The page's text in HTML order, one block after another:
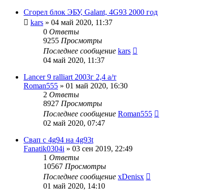
Сгорел блок ЭБУ, Galant, 4G93 2000 год
kars » 04 май 2020, 11:37
0 Ответы
9255 Просмотры
Последнее сообщение kars
04 май 2020, 11:37
Lancer 9 ralliart 2003г 2,4 а/т
Roman555 » 01 май 2020, 16:30
2 Ответы
8927 Просмотры
Последнее сообщение Roman555
02 май 2020, 07:47
Свап с 4g94 на 4g93t
Fanatik0304i » 03 сен 2019, 22:49
1 Ответы
10567 Просмотры
Последнее сообщение xDenisx
01 май 2020, 14:10